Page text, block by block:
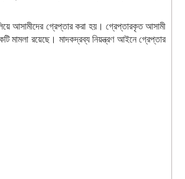
আসামীদের গ্রেপ্তার করা হয়। গ্রেপ্তারকৃত আসামী
মামলা রয়েছে। মাদকদ্রব্য নিয়ন্ত্রণ আইনে গ্রেপ্তার